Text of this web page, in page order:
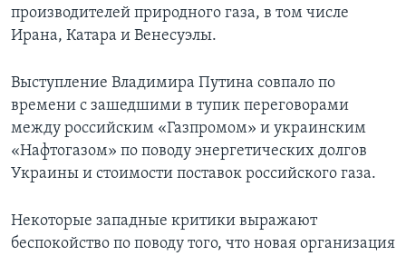
Learning English
СОЦИАЛЬНЫЕ СЕТИ
Языки
производителей природного газа, в том числе
Ирана, Катара и Венесуэлы.
Выступление Владимира Путина совпало по
времени с зашедшими в тупик переговорами
между российским «Газпромом» и украинским
«Нафтогазом» по поводу энергетических долгов
Украины и стоимости поставок российского газа.
Некоторые западные критики выражают
беспокойство по поводу того, что новая организация